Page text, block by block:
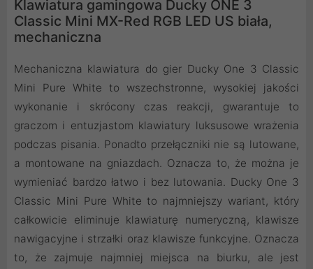
Klawiatura gamingowa Ducky ONE 3
Classic Mini MX-Red RGB LED US biała,
mechaniczna
Mechaniczna klawiatura do gier Ducky One 3 Classic
Mini Pure White to wszechstronne, wysokiej jakości
wykonanie i skrócony czas reakcji, gwarantuje to
graczom i entuzjastom klawiatury luksusowe wrażenia
podczas pisania. Ponadto przełączniki nie są lutowane,
a montowane na gniazdach. Oznacza to, że można je
wymieniać bardzo łatwo i bez lutowania. Ducky One 3
Classic Mini Pure White to najmniejszy wariant, który
całkowicie eliminuje klawiaturę numeryczną, klawisze
nawigacyjne i strzałki oraz klawisze funkcyjne. Oznacza
to, że zajmuje najmniej miejsca na biurku, ale jest